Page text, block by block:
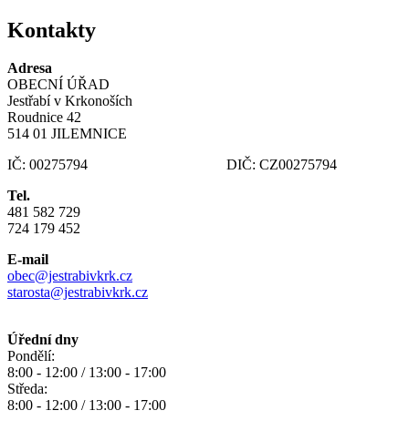
Kontakty
Adresa
OBECNÍ ÚŘAD
Jestřabí v Krkonoších
Roudnice 42
514 01 JILEMNICE
IČ: 00275794 DIČ: CZ00275794
Tel.
481 582 729
724 179 452
E-mail
obec@jestrabivkrk.cz
starosta@jestrabivkrk.cz
Úřední dny
Pondělí:
8:00 - 12:00 / 13:00 - 17:00
Středa:
8:00 - 12:00 / 13:00 - 17:00